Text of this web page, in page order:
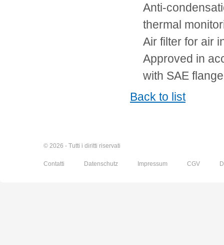
Anti-
thermal
Air filter for air
Approved in
with SAE flange
Back to list
© 2026 - Tutti i diritti riservati
Contatti Datenschutz Impressum CGV